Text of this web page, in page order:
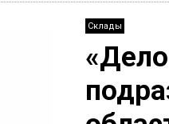
Склады